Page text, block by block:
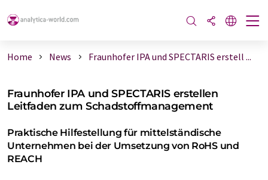
Home News Fraunhofer IPA und SPECTARIS erstell ...
Fraunhofer IPA und SPECTARIS erstellen
Leitfaden zum Schadstoffmanagement
Praktische Hilfestellung für mittelständische
Unternehmen bei der Umsetzung von RoHS und
REACH